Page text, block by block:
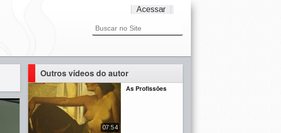
Acessar
Outros vídeos do autor
As Profissões
07:54